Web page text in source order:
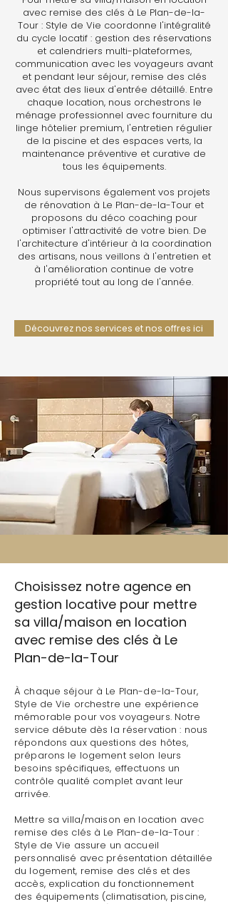
avec remise des clés à Le Plan-de-la-
Tour : Style de Vie coordonne l'intégralité
du cycle locatif : gestion des réservations
et calendriers multi-plateformes,
communication avec les voyageurs avant
et pendant leur séjour, remise des clés
avec état des lieux d'entrée détaillé. Entre
chaque location, nous orchestrons le
ménage professionnel avec fourniture du
linge hôtelier premium, l'entretien régulier
de la piscine et des espaces verts, la
maintenance préventive et curative de
tous les équipements.
Nous supervisons également vos projets
de rénovation à Le Plan-de-la-Tour et
proposons du déco coaching pour
optimiser l'attractivité de votre bien. De
l'architecture d'intérieur à la coordination
des artisans, nous veillons à l'entretien et
à l'amélioration continue de votre
propriété tout au long de l'année.
Découvrez nos services et nos offres ici
Choisissez notre agence en
gestion locative pour mettre
sa villa/maison en location
avec remise des clés à Le
Plan-de-la-Tour
À chaque séjour à Le Plan-de-la-Tour,
Style de Vie orchestre une expérience
mémorable pour vos voyageurs. Notre
service débute dès la réservation : nous
répondons aux questions des hôtes,
préparons le logement selon leurs
besoins spécifiques, effectuons un
contrôle qualité complet avant leur
arrivée.
Mettre sa villa/maison en location avec
remise des clés à Le Plan-de-la-Tour :
Style de Vie assure un accueil
personnalisé avec présentation détaillée
du logement, remise des clés et des
accès, explication du fonctionnement
des équipements (climatisation, piscine,